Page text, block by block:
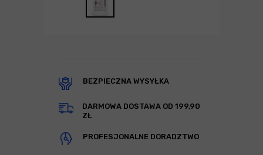
BEZPIECZNA WYSYŁKA
DARMOWA DOSTAWA OD 199,90
ZŁ
PROFESJONALNE DORADZTWO